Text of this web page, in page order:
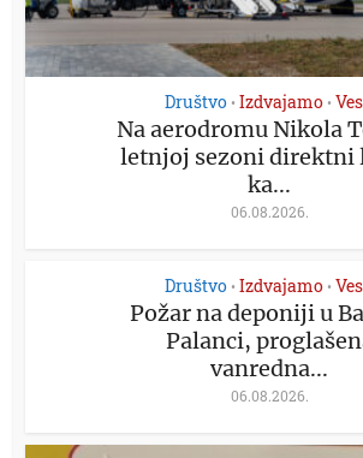
Društvo • Izdvajamo •
Na aerodromu Nikola
letnjoj sezoni direktni
ka...
06.08.2026.
Društvo • Izdvajamo •
Požar na deponiji u
Palanci,
vanredna...
06.08.2026.